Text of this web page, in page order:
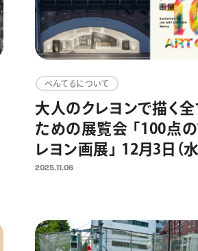
ぺんてるについて
大人のクレヨンで描く
ための展覧会 「100点の
レヨン画展」 12月3日（
日（日）に日比谷
2025.11.06